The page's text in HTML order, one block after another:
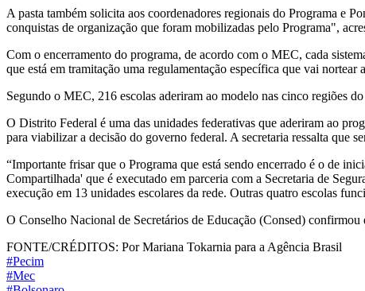
A pasta também solicita aos coordenadores regionais do Programa e
conquistas de organização que foram mobilizadas pelo Programa",
Com o encerramento do programa, de acordo com o MEC, cada
que está em tramitação uma regulamentação específica que vai nortear
Segundo o MEC, 216 escolas aderiram ao modelo nas cinco regiões do
O Distrito Federal é uma das unidades federativas que aderiram ao
para viabilizar a decisão do governo federal. A secretaria ressalta que
“Importante frisar que o Programa que está sendo encerrado é o de
Compartilhada' que é executado em parceria com a Secretaria de
execução em 13 unidades escolares da rede. Outras quatro escolas
O Conselho Nacional de Secretários de Educação (Consed)
FONTE/CRÉDITOS: Por Mariana Tokarnia para a Agência Brasil
#Pecim
#Mec